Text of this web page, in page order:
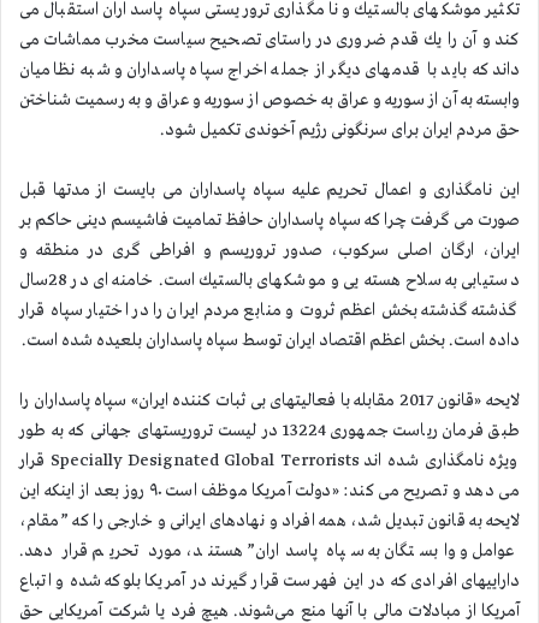
تكثیر موشكهای بالستیك و نامگذاری تروریستی سپاه پاسداران استقبال می
كند و آن را یك قدم ضروری در راستای تصحیح سیاست مخرب مماشات می
داند كه باید با قدمهای دیگر از جمله اخراج سپاه پاسداران و شبه نظامیان
وابسته به آن از سوریه و عراق به خصوص از سوریه و عراق و به رسمیت شناختن
حق مردم ایران برای سرنگونی رژیم آخوندی تكمیل شود.
این نامگذاری و اعمال تحریم علیه سپاه پاسداران می بایست از مدتها قبل
صورت می گرفت چرا كه سپاه پاسداران حافظ تمامیت فاشیسم دینی حاكم بر
ایران، ارگان اصلی سركوب، صدور تروریسم و افراطی گری در منطقه و
دستیابی به سلاح هسته یی و موشكهای بالستیك است. خامنه ای در 28سال
گذشته گذشته بخش اعظم ثروت و منابع مردم ایران را در اختیار سپاه قرار
داده است. بخش اعظم اقتصاد ایران توسط سپاه پاسداران بلعیده شده است.
لایحه «قانون 2017 مقابله با فعالیتهای بی ثبات کننده ایران» سپاه پاسداران را
طبق فرمان ریاست جمهوری 13224 در لیست تروریستهای جهانی كه به طور
ویژه نامگذاری شده اند Specially Designated Global Terrorists قرار
می دهد و تصریح می كند: «دولت آمریكا موظف است ۹۰ روز بعد از اینكه این
لایحه به قانون تبدیل شد، همه افراد و نهادهای ایرانی و خارجی را كه ”مقام،
عوامل و وابستگان به سپاه پاسداران” هستند، مورد تحریم قرار دهد.
داراییهای افرادی که در این فهرست قرار گیرند در آمریکا بلوکه شده و اتباع
آمریکا از مبادلات مالی با آنها منع می‌شوند. هیچ فرد یا شركت آمریكایی حق